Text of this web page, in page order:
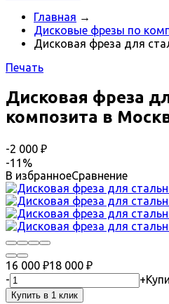
Главная →
Дисковые фрезы по
Дисковая фреза для
Печать
Дисковая фреза
композита в
-2 000 ₽
-11%
В избранноеСравнение
16 000 ₽18 000 ₽
-
+